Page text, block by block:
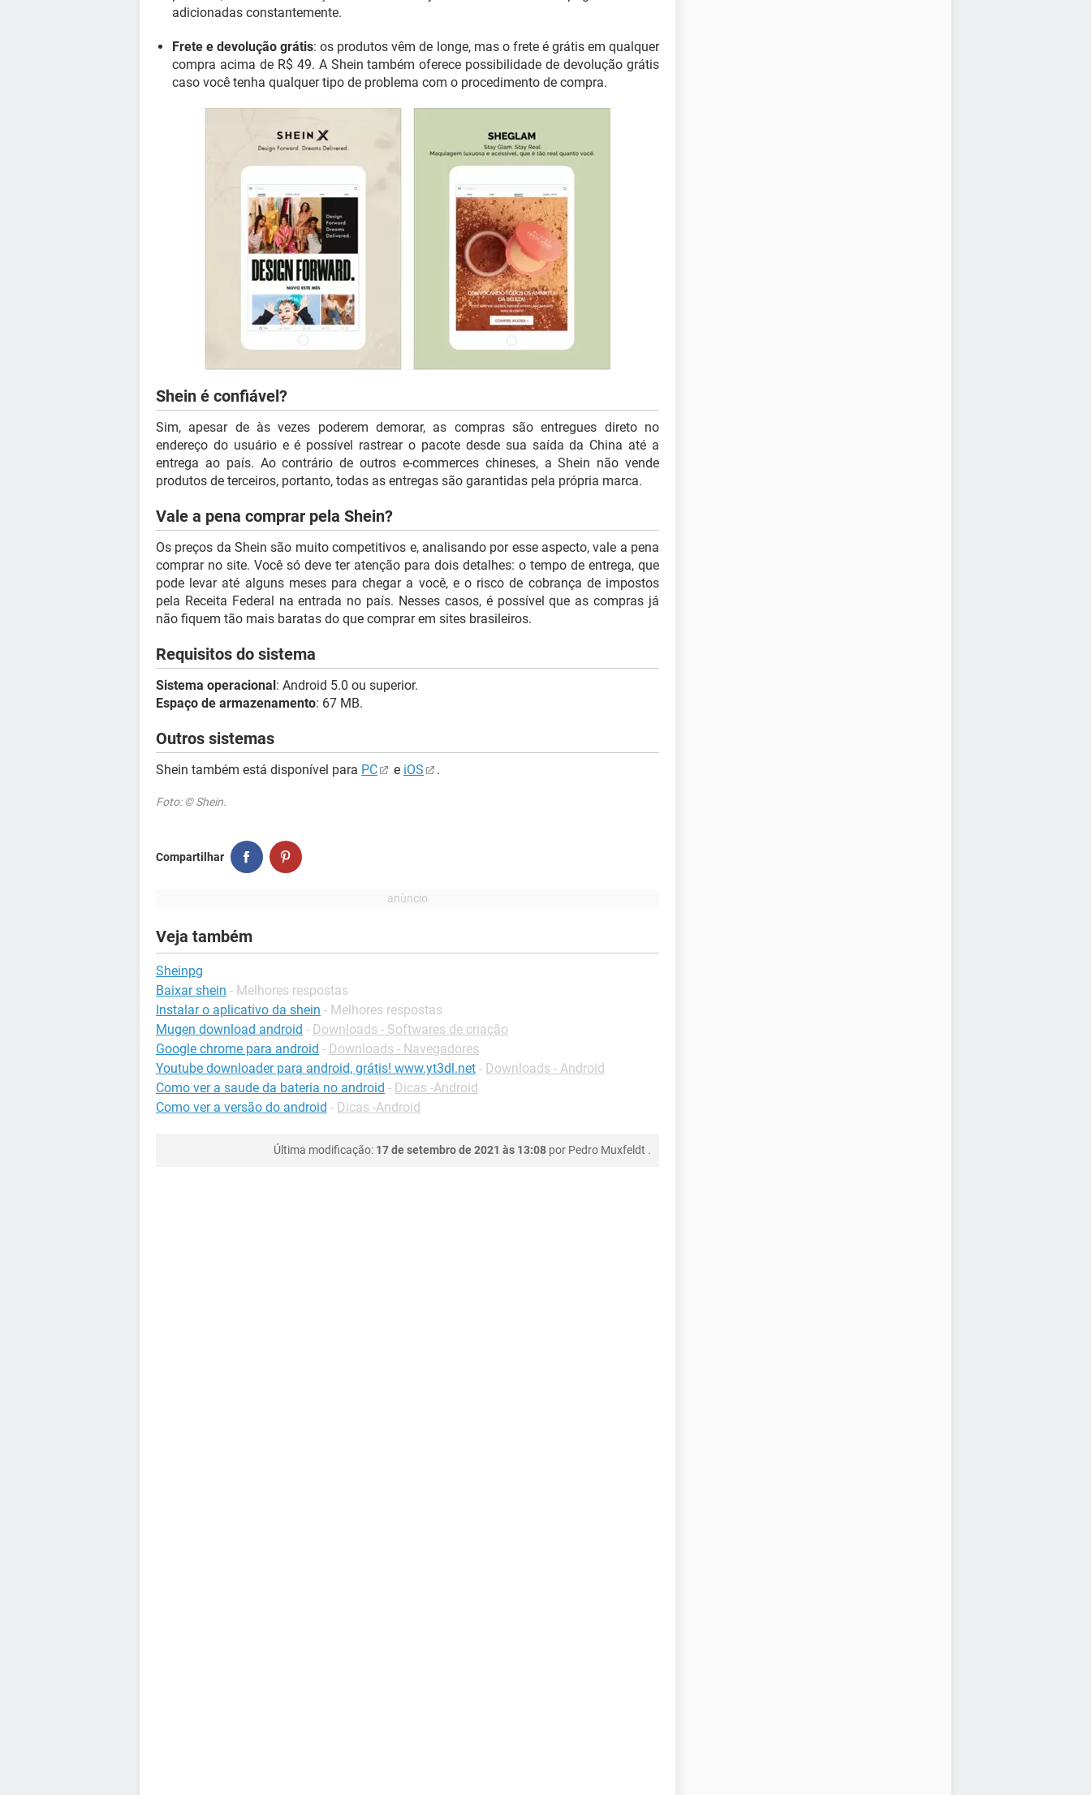
adicionadas constantemente.
Frete e devolução grátis: os produtos vêm de longe, mas o frete é grátis em qualquer
compra acima de R$ 49. A Shein também oferece possibilidade de devolução grátis
caso você tenha qualquer tipo de problema com o procedimento de compra.
Shein é confiável?
Sim, apesar de às vezes poderem demorar, as compras são entregues direto no
endereço do usuário e é possível rastrear o pacote desde sua saída da China até a
entrega ao país. Ao contrário de outros e-commerces chineses, a Shein não vende
produtos de terceiros, portanto, todas as entregas são garantidas pela própria marca.
Vale a pena comprar pela Shein?
Os preços da Shein são muito competitivos e, analisando por esse aspecto, vale a pena
comprar no site. Você só deve ter atenção para dois detalhes: o tempo de entrega, que
pode levar até alguns meses para chegar a você, e o risco de cobrança de impostos
pela Receita Federal na entrada no país. Nesses casos, é possível que as compras já
não fiquem tão mais baratas do que comprar em sites brasileiros.
Requisitos do sistema
Sistema operacional : Android 5.0 ou superior.
Espaço de armazenamento: 67 MB.
Outros sistemas
Shein também está disponível para PC e iOS .
Foto: © Shein.
Compartilhar
Veja também
Sheinpg
Baixar shein - Melhores respostas
Instalar o aplicativo da shein - Melhores respostas
Mugen download android - Downloads - Softwares de criação
Google chrome para android - Downloads - Navegadores
Youtube downloader para android, grátis! www.yt3dl.net - Downloads - Android
Como ver a saude da bateria no android - Dicas -Android
Como ver a versão do android - Dicas -Android
Última modificação: 17 de setembro de 2021 às 13:08 por Pedro Muxfeldt .